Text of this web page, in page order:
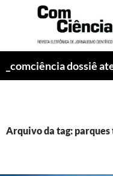
_comciência dossiê
Arquivo da tag: